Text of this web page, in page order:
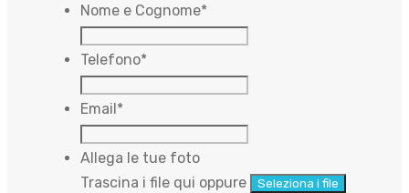
Nome e Cognome*
Telefono*
Email *
Allega le tue foto
Trascina i file qui oppure
Seleziona i file